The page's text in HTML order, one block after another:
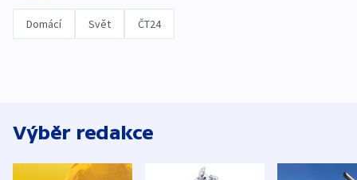
Domácí Svět ČT24
Výběr redakce